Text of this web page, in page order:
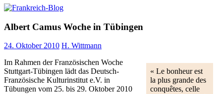
Albert Camus Woche in Tübingen
24. Oktober 2010 H. Wittmann
« Le bonheur est
la plus grande des
conquêtes, celle
Im Rahmen der Französischen Woche
Stuttgart-Tübingen lädt das Deutsch-
Französische Kulturinstitut e.V. in
Tübungen vom 25. bis 29. Oktober 2010